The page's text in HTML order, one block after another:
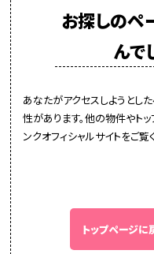
お探しのペ
んで
あなたがアクセスしようとし
性があります。他の物件やト
ンクオフィシャルサイトをご覧
トップページに